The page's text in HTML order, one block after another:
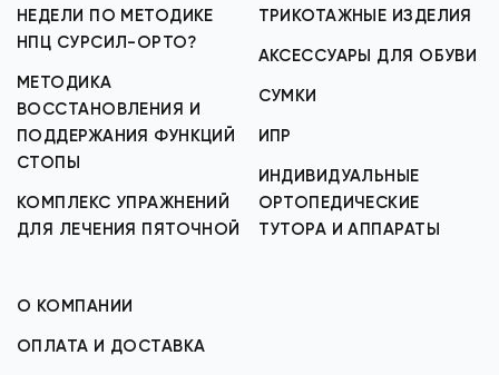
НЕДЕЛИ ПО МЕТОДИКЕ
НПЦ СУРСИЛ-ОРТО?
МЕТОДИКА
ВОССТАНОВЛЕНИЯ И
ПОДДЕРЖАНИЯ ФУНКЦИЙ
СТОПЫ
КОМПЛЕКС УПРАЖНЕНИЙ
ДЛЯ ЛЕЧЕНИЯ ПЯТОЧНОЙ
ТРИКОТАЖНЫЕ ИЗДЕЛИЯ
АКСЕССУАРЫ ДЛЯ ОБУВИ
СУМКИ
ИПР
ИНДИВИДУАЛЬНЫЕ
ОРТОПЕДИЧЕСКИЕ
ТУТОРА И АППАРАТЫ
О КОМПАНИИ
ОПЛАТА И ДОСТАВКА